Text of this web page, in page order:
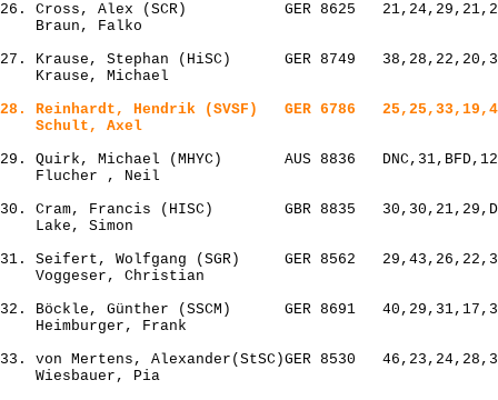
26. Cross, Alex (SCR)           GER 8625
    Braun, Falko
27. Krause, Stephan (HiSC)      GER 8749
28. Reinhardt, Hendrik (SVSF)   GER 6786
29. Quirk, Michael (MHYC)       AUS 8836
    Flucher , Neil
30. Cram, Francis (HISC)        GBR 8835
    Lake, Simon
31. Seifert, Wolfgang (SGR)     GER 8562
    Voggeser, Christian
32. Böckle, Günther (SSCM)      GER 8691
    Heimburger, Frank
33. von Mertens, Alexander(StSC)GER 8530
    Wiesbauer, Pia